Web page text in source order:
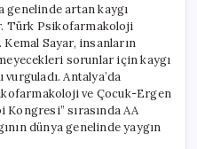
Zorluklar
için
genelinde artan kaygı
Türk Psikofarmakoloji
Sayar, insanların
sorunlar için kaygı
Antalya’da
ve Çocuk-Ergen
sırasında AA
dünya genelinde yaygın